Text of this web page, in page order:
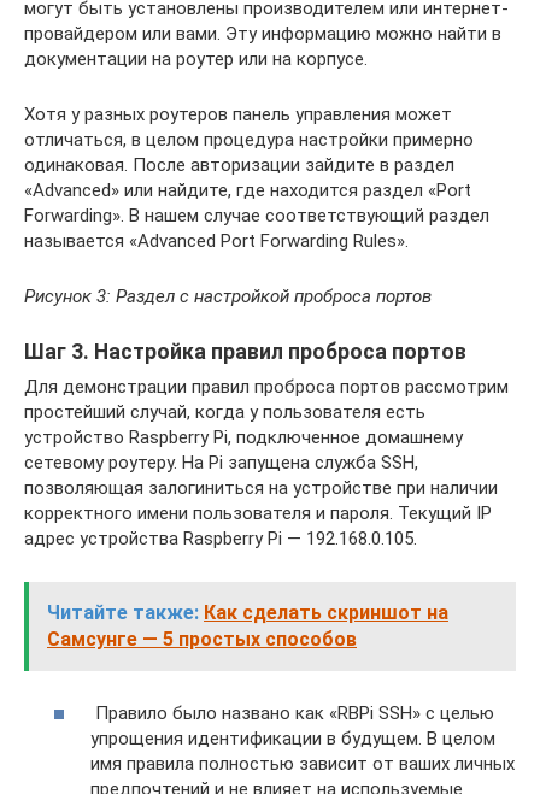
могут быть установлены производителем или интернет-
провайдером или вами. Эту информацию можно найти в
документации на роутер или на корпусе.
Хотя у разных роутеров панель управления может
отличаться, в целом процедура настройки примерно
одинаковая. После авторизации зайдите в раздел
«Advanced» или найдите, где находится раздел «Port
Forwarding». В нашем случае соответствующий раздел
называется «Advanced Port Forwarding Rules».
Рисунок 3: Раздел с настройкой проброса портов
Шаг 3. Настройка правил проброса портов
Для демонстрации правил проброса портов рассмотрим
простейший случай, когда у пользователя есть
устройство Raspberry Pi, подключенное домашнему
сетевому роутеру. На Pi запущена служба SSH,
позволяющая залогиниться на устройстве при наличии
корректного имени пользователя и пароля. Текущий IP
адрес устройства Raspberry Pi — 192.168.0.105.
Читайте также: Как сделать скриншот на
Самсунге — 5 простых способов
Правило было названо как «RBPi SSH» с целью
упрощения идентификации в будущем. В целом
имя правила полностью зависит от ваших личных
предпочтений и не влияет на используемые